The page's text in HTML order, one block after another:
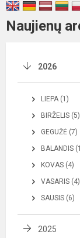
Naujienų
2026
LIEPA (1)
BIRŽELIS (5)
GEGUŽĖ (7)
BALANDIS
KOVAS (4)
VASARIS (4)
SAUSIS (6)
2025